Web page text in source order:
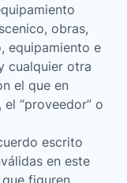
obras,
equipamiento e
cualquier otra
el que en
el “proveedor” o
escrito
en este
figuren,
eventos y